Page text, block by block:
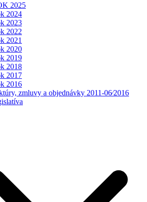
2025
2024
2023
2022
2021
2020
2019
2018
2017
2016
zmluvy a objednávky 2011-06⁄2016